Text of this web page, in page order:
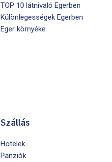
TOP 10 látnivaló Egerben
Különlegességek Egerben
Eger környéke
Szállás
Hotelek
Panziók